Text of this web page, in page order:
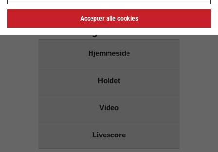
Skanderborg Håndbold
Hjemmeside
Holdet
Video
Livescore
Accepter alle cookies